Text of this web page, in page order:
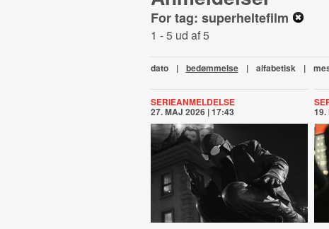
For tag: superheltefilm
1 - 5 ud af 5
dato | bedømmelse | alfabetisk |
SERIEANMELDELSE
27. MAJ 2026 | 17:43 19.